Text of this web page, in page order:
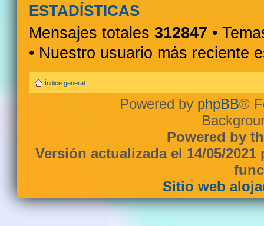
ESTADÍSTICAS
Mensajes totales 312847 •
• Nuestro usuario más reciente
Índice general
Powered by phpBB®
Powered by
Versión actualizada el 14/05/
Sitio web